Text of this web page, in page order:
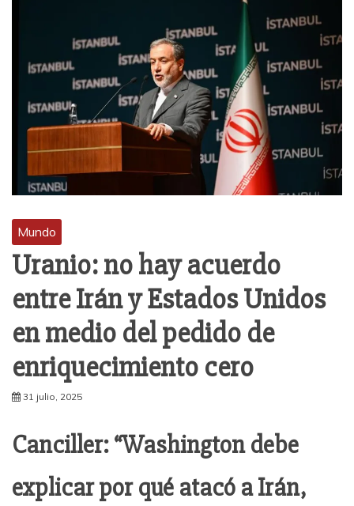
Mundo
Uranio: no hay acuerdo
entre Irán y Estados Unidos
en medio del pedido de
enriquecimiento cero
31 julio, 2025
Canciller: “Washington debe
explicar por qué atacó a Irán,